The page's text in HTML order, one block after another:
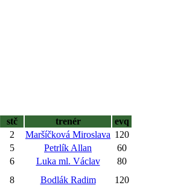
stč trenér
evq
2 Maršíčková Miroslava 120
5 Petrlík Allan
60
6 Luka ml. Václav
80
8 Bodlák Radim 120